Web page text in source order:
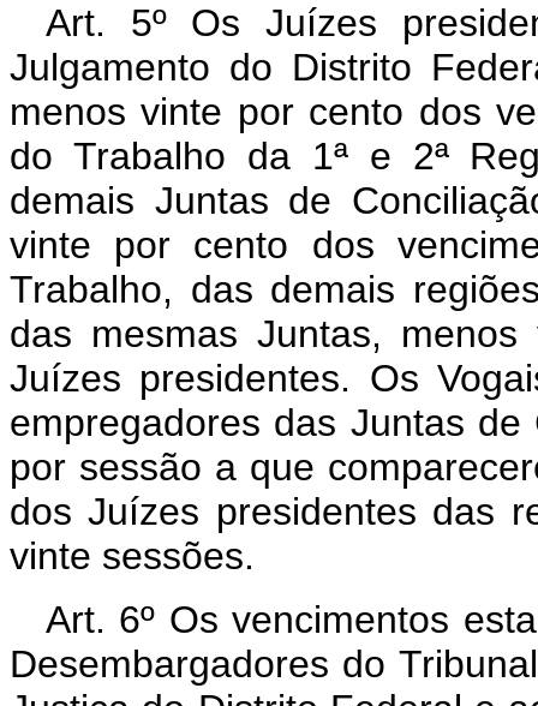
Art. 5º Os Juízes
Julgamento do Distrito
menos vinte por cento dos
do Trabalho da 1ª e 2ª
demais Juntas de
vinte por cento dos
Trabalho, das demais
das mesmas Juntas,
Juízes presidentes. Os
empregadores das Juntas
por sessão a que
dos Juízes presidentes das
vinte sessões.
Art. 6º Os vencimentos
Desembargadores do